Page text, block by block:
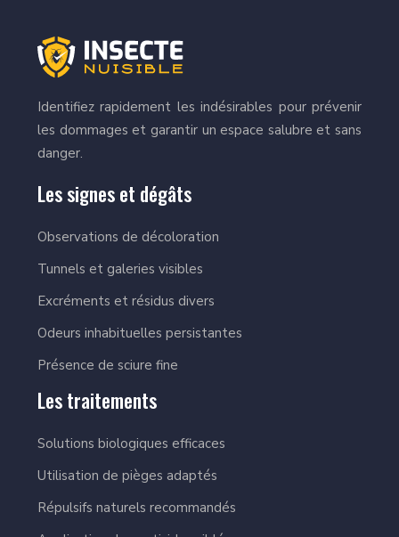
Identifiez rapidement les indésirables pour prévenir
les dommages et garantir un espace salubre et sans
danger.
Les signes et dégâts
Observations de décoloration
Tunnels et galeries visibles
Excréments et résidus divers
Odeurs inhabituelles persistantes
Présence de sciure fine
Les traitements
Solutions biologiques efficaces
Utilisation de pièges adaptés
Répulsifs naturels recommandés